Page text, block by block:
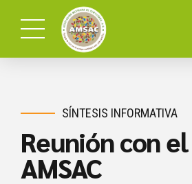
SÍNTESIS INFORMATIVA
Reunión con el
AMSAC